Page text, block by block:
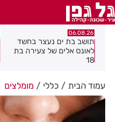
06.08.26
תושב בת ים נעצר בחשד
לאונס אלים של צעירה בת
18
עמוד הבית כללי מומלצים